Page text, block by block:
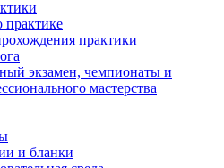
практике
практики
экзамен, чемпионаты и
мастерства
и бланки